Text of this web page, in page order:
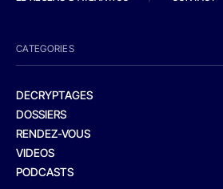
CATEGORIES
DECRYPTAGES
DOSSIERS
RENDEZ-VOUS
VIDEOS
PODCASTS